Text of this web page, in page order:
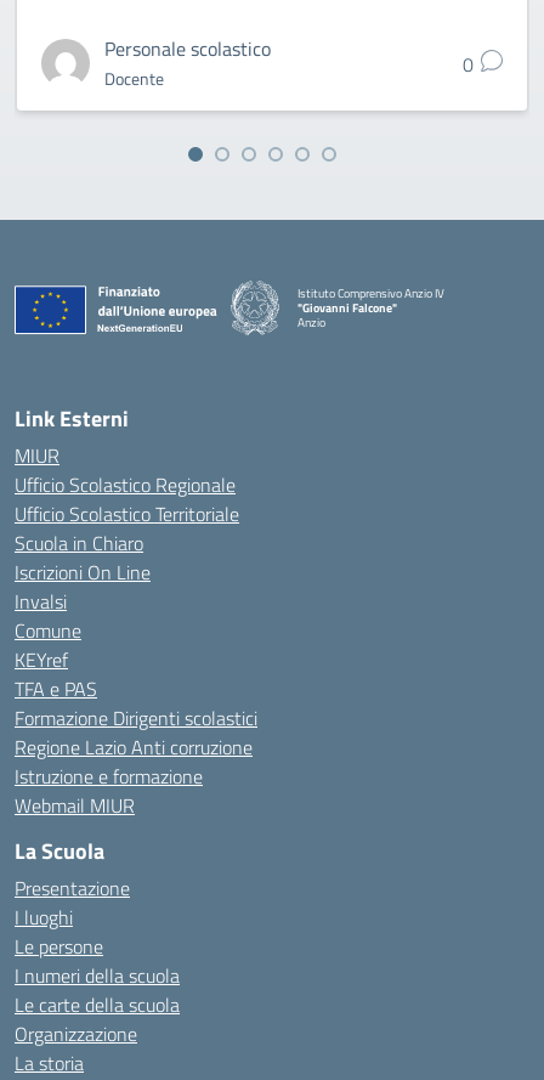
Personale scolastico
Docente 0
Istituto Comprensivo Anzio IV
"Giovanni Falcone"
Anzio
Link Esterni
MIUR
Ufficio Scolastico Regionale
Ufficio Scolastico Territoriale
Scuola in Chiaro
Iscrizioni On Line
Invalsi
Comune
KEYref
TFA e PAS
Formazione Dirigenti scolastici
Regione Lazio Anti corruzione
Istruzione e formazione
Webmail MIUR
La Scuola
Presentazione
I luoghi
Le persone
I numeri della scuola
Le carte della scuola
Organizzazione
La storia